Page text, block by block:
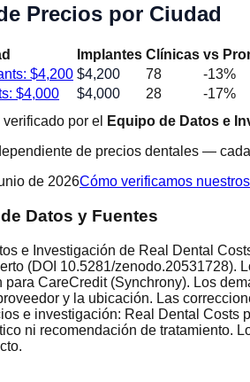
Precios por Ciudad
Implantes Clínicas vs
$4,200 $4,200 78 -13%
$4,000 $4,000 28 -17%
verificado por el
Equipo de Datos e
de precios dentales —
de 2026Cómo verificamos
Datos y Fuentes
e Investigación de Real Dental
(DOI 10.5281/zenodo.20531728).
para CareCredit (Synchrony). Los
y la ubicación. Las
e investigación: Real Dental Costs
ni recomendación de tratamiento.